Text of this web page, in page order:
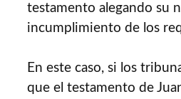
testamento alegando su
incumplimiento de los
En este caso, si los
que el testamento de